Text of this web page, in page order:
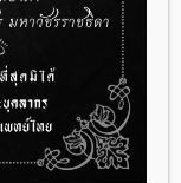
ไม่ต้องขออนุญาต